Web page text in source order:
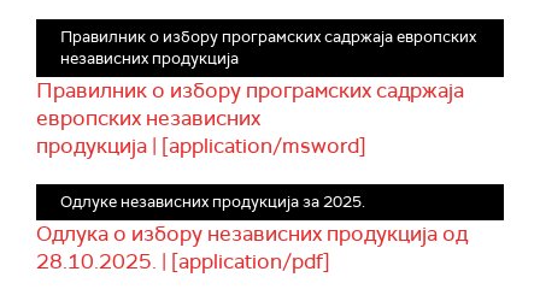
Правилник о избору програмских садржаја европских
независних продукција
Правилник о избору програмских садржаја
европских независних
продукција | [application/msword]
Одлуке независних продукција за 2025.
Одлука о избору независних продукција од
28.10.2025. | [application/pdf]